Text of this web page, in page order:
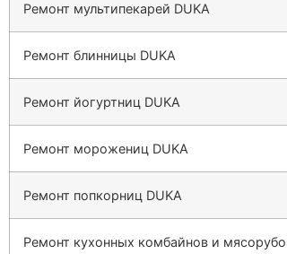
Ремонт мультипекарей DUKA
Ремонт блинницы DUKA
Ремонт йогуртниц DUKA
Ремонт морожениц DUKA
Ремонт попкорниц DUKA
Ремонт кухонных комбайнов и